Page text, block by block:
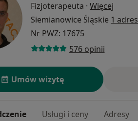
Fizjoterapeuta · Więcej
Siemianowice Śląskie 1 adres
Nr PWZ: 17675
576 opinii
Umów wizytę
Usługi i ceny Adresy